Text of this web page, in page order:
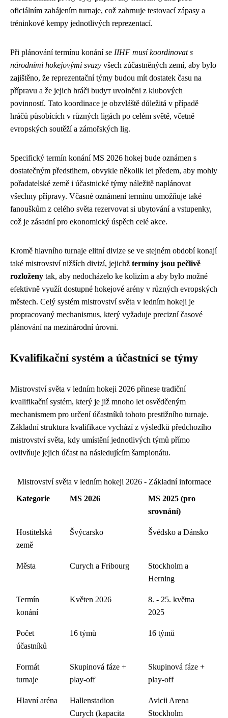
oficiálním zahájením turnaje, což zahrnuje testovací zápasy a
tréninkové kempy jednotlivých reprezentací.
Při plánování termínu konání se IIHF musí koordinovat s
národními hokejovými svazy všech zúčastněných zemí, aby bylo
zajištěno, že reprezentační týmy budou mít dostatek času na
přípravu a že jejich hráči budут uvolněni z klubových
povinností. Tato koordinace je obzvláště důležitá v případě
hráčů působících v různých ligách po celém světě, včetně
evropských soutěží a zámořských lig.
Specifický termín konání MS 2026 hokej bude oznámen s
dostatečným předstihem, obvykle několik let předem, aby mohly
pořadatelské země i účastnické týmy náležitě naplánovat
všechny přípravy. Včasné oznámení termínu umožňuje také
fanouškům z celého světa rezervovat si ubytování a vstupenky,
což je zásadní pro ekonomický úspěch celé akce.
Kromě hlavního turnaje elitní divize se ve stejném období konají
také mistrovství nižších divizí, jejichž termíny jsou pečlivě
rozloženy tak, aby nedocházelo ke kolizím a aby bylo možné
efektivně využít dostupné hokejové arény v různých evropských
městech. Celý systém mistrovství světa v ledním hokeji je
propracovaný mechanismus, který vyžaduje precizní časové
plánování na mezinárodní úrovni.
Kvalifikační systém a účastnící se týmy
Mistrovství světa v ledním hokeji 2026 přinese tradiční
kvalifikační systém, který je již mnoho let osvědčeným
mechanismem pro určení účastníků tohoto prestižního turnaje.
Základní struktura kvalifikace vychází z výsledků předchozího
mistrovství světa, kdy umístění jednotlivých týmů přímo
ovlivňuje jejich účast na následujícím šampionátu.
Mistrovství světa v ledním hokeji 2026 - Základní informace
Kategorie
MS 2026
MS 2025 (pro
srovnání)
Hostitelská
země
Švýcarsko Švédsko a Dánsko
Města Curych a Fribourg
Stockholm a
Herning
Termín
konání
Květen 2026
8. - 25. května
2025
Počet
účastníků
16 týmů 16 týmů
Formát
turnaje
Skupinová fáze +
play-off
Skupinová fáze +
play-off
Hlavní aréna
Hallenstadion
Curych (kapacita
Avicii Arena
Stockholm